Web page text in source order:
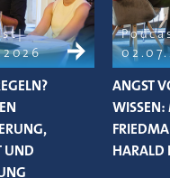
UND
ANGST
WISSEN:
HARALD